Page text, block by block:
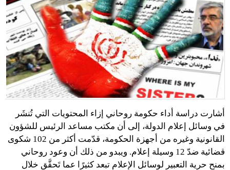
أشارت دراسة أداء حكومة روحاني إزاء المحتويات التي تُنشَر
في وسائل إعلام الدولة، إلى أن مكتب مساعد الرئيس للشؤون
القانونية وغيره من أجهزة الحكومة، قدّمت أكثر من 102 شكوى
قضائية ضدّ 12 وسيلة إعلام. ويبدو من ذلك أن وعود روحاني
بمنح حرية التعبير لوسائل الإعلام تبعد كثيرًا عما تَحقَّق خلال